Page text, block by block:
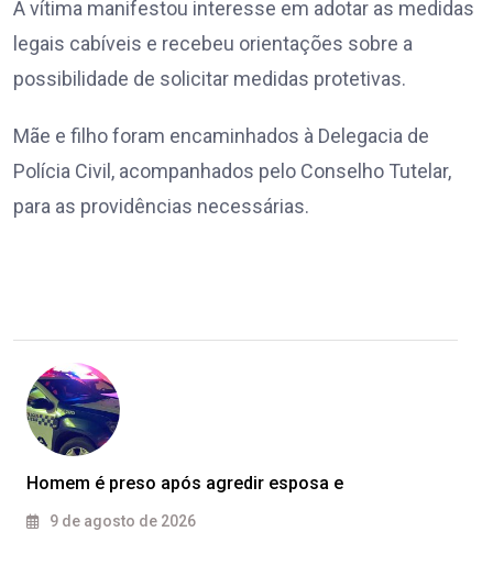
A vítima manifestou interesse em adotar as medidas
legais cabíveis e recebeu orientações sobre a
possibilidade de solicitar medidas protetivas.
Mãe e filho foram encaminhados à Delegacia de
Polícia Civil, acompanhados pelo Conselho Tutelar,
para as providências necessárias.
Homem é preso após agredir esposa e
9 de agosto de 2026